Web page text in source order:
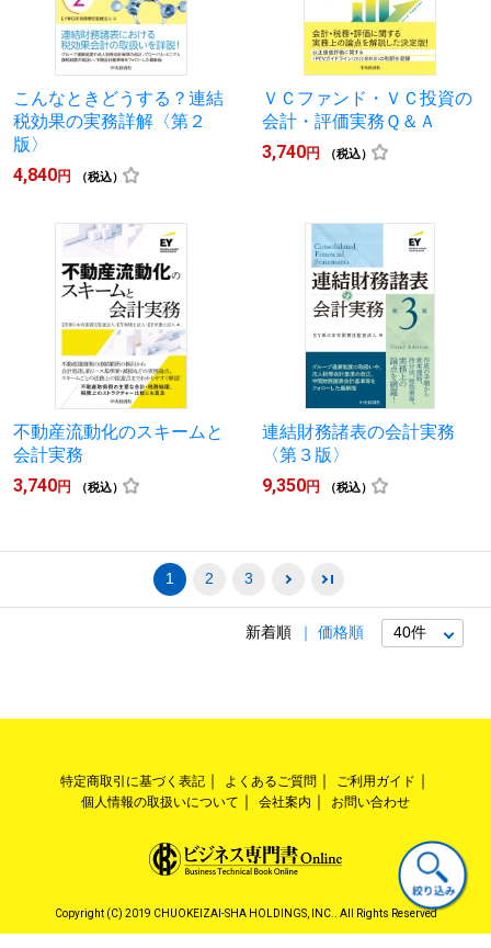
こんなときどうする？連結
税効果の実務詳解〈第２
版〉
4,840円 （税込）
ＶＣファンド・ＶＣ投資の
会計・評価実務Ｑ＆Ａ
3,740円 （税込）
不動産流動化のスキームと
会計実務
3,740円 （税込）
連結財務諸表の会計実務
〈第３版〉
9,350円 （税込）
1 2 3
新着順 価格順
特定商取引に基づく表記 よくあるご質問
ご利用ガイド
個人情報の取扱いについて
会社案内 お問い合わせ
Copyright (C) 2019 CHUOKEIZAI-SHA HOLDINGS, INC.. All Rights Reserved